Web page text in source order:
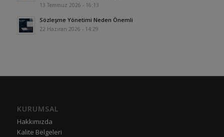
13 Temmuz 2026 - 16:13
Sözleşme Yönetimi Neden Önemli
22 Haziran 2026 - 14:29
KURUMSAL
Hakkımızda
Kalite Belgeleri